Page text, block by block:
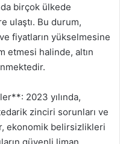
birçok ülkede
ulaştı. Bu durum,
fiyatların yükselmesine
etmesi halinde, altın
2023 yılında,
zinciri sorunları ve
ekonomik belirsizlikleri
güvenli liman